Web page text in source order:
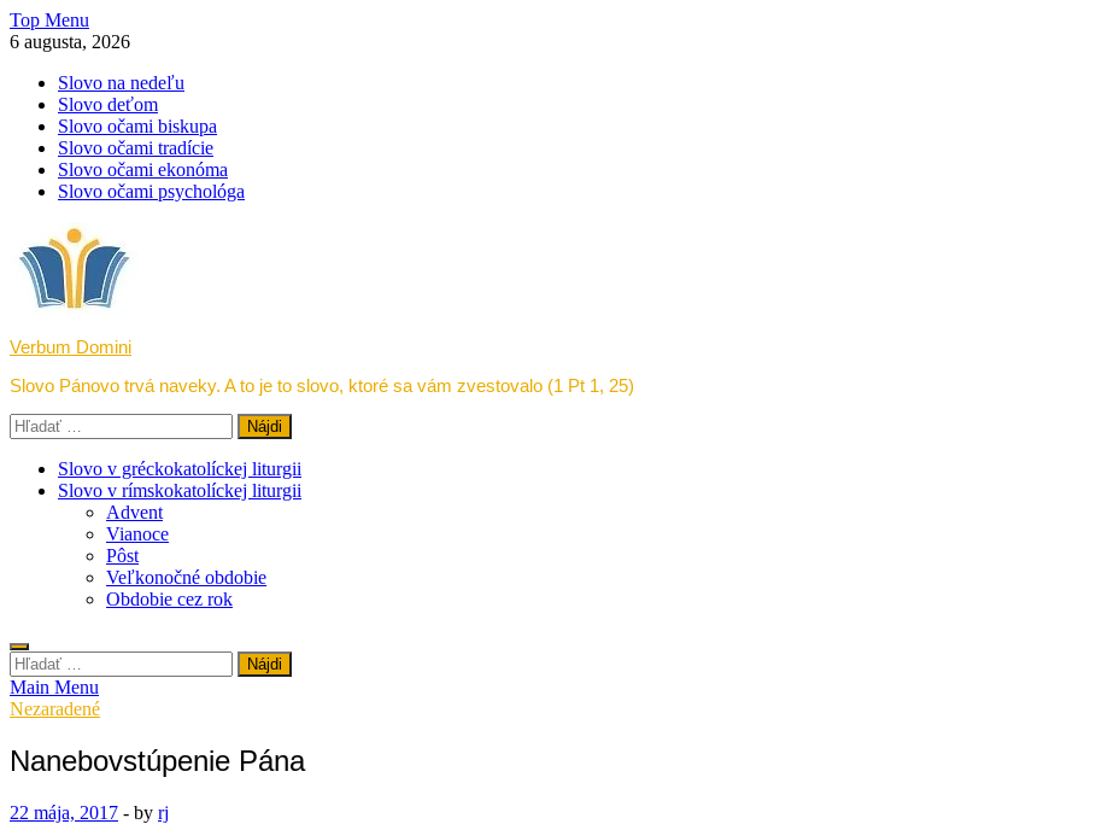
Skip
to
Top Menu
6 augusta, 2026
Slovo na nedeľu
Slovo deťom
Slovo očami biskupa
Slovo očami tradície
Slovo očami ekonóma
Slovo očami psychológa
Verbum Domini
Slovo Pánovo trvá naveky. A to je to slovo, ktoré sa vám zvestovalo (1 Pt 1, 25)
Hľadať:
Slovo v gréckokatolíckej liturgii
Slovo v rímskokatolíckej liturgii
Advent
Vianoce
Pôst
Veľkonočné obdobie
Obdobie cez rok
Hľadať:
Main Menu
Nezaradené
Nanebovstúpenie Pána
22 mája, 2017 - by rj